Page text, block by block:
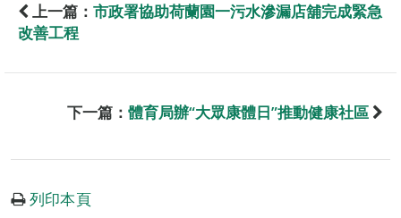
上一篇： 市政署協助荷蘭園一污水滲漏店舖完成緊急
改善工程
下一篇： 體育局辦“大眾康體日”推動健康社區
列印本頁